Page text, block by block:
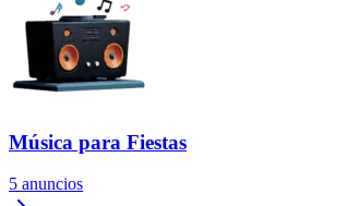
Música para Fiestas
5 anuncios